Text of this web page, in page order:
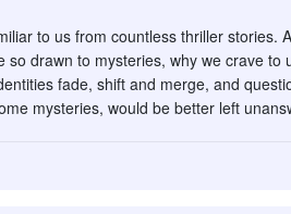
to us from countless thriller
drawn to mysteries, why we crave
fade, shift and merge, and
mysteries, would be better left